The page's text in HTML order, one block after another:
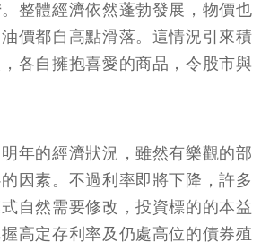
。整體經濟依然蓬勃發展，物價也
價都自高點滑落。這情況引來積
各自擁抱喜愛的商品，令股市與
年的經濟狀況，雖然有樂觀的部
因素。不過利率即將下降，許多
自然需要修改，投資標的的本益
高定存利率及仍處高位的債券殖